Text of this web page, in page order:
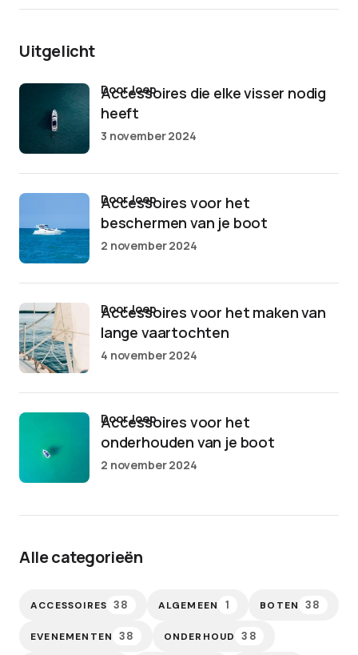
Uitgelicht
Accessoires die elke visser nodig
heeft
door Joep
3 november 2024
Accessoires voor het
beschermen van je boot
door Joep
2 november 2024
Accessoires voor het maken van
lange vaartochten
door Joep
4 november 2024
Accessoires voor het
onderhouden van je boot
door Joep
2 november 2024
Alle categorieën
ACCESSOIRES 38 ALGEMEEN 1 BOTEN 38
EVENEMENTEN 38 ONDERHOUD 38